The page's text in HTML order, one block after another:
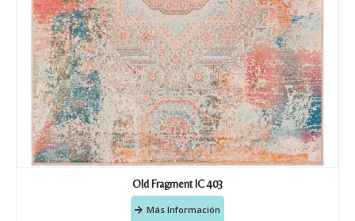
Old Fragment IC 403
Más Información